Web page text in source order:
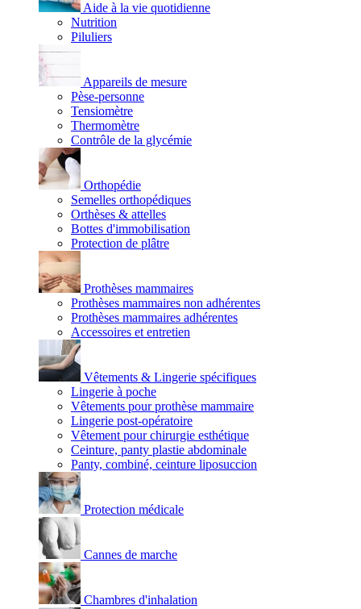
Aide à la vie quotidienne
Nutrition
Piluliers
Appareils de mesure
Pèse-personne
Tensiomètre
Thermomètre
Contrôle de la glycémie
Orthopédie
Semelles orthopédiques
Orthèses & attelles
Bottes d'immobilisation
Protection de plâtre
Prothèses mammaires
Prothèses mammaires non adhérentes
Prothèses mammaires adhérentes
Accessoires et entretien
Vêtements & Lingerie spécifiques
Lingerie à poche
Vêtements pour prothèse mammaire
Lingerie post-opératoire
Vêtement pour chirurgie esthétique
Ceinture, panty plastie abdominale
Panty, combiné, ceinture liposuccion
Protection médicale
Cannes de marche
Chambres d'inhalation